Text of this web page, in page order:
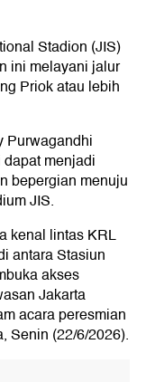
Stadion (JIS)
ini melayani jalur
Priok atau lebih
Purwagandhi
menjadi
bepergian menuju
JIS.
kenal lintas KRL
antara Stasiun
akses
Jakarta
acara peresmian
Senin (22/6/2026).